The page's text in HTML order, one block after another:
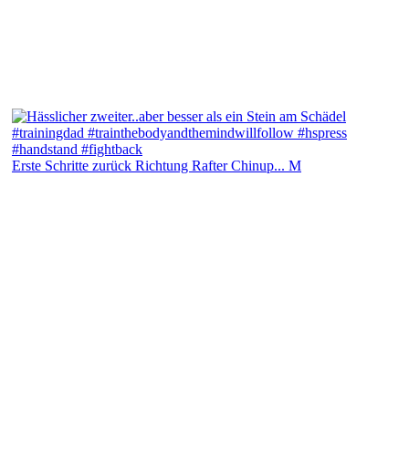
Erste Schritte zurück Richtung Rafter Chinup... M